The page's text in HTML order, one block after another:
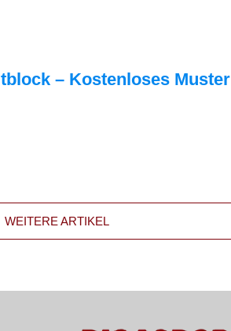
– Kostenloses Muster
WEITERE ARTIKEL